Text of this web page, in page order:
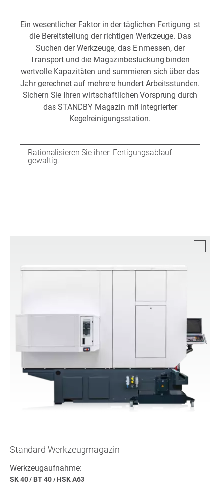
Ein wesentlicher Faktor in der täglichen Fertigung ist
die Bereitstellung der richtigen Werkzeuge. Das
Suchen der Werkzeuge, das Einmessen, der
Transport und die Magazinbestückung binden
wertvolle Kapazitäten und summieren sich über das
Jahr gerechnet auf mehrere hundert Arbeitsstunden.
Sichern Sie Ihren wirtschaftlichen Vorsprung durch
das STANDBY Magazin mit integrierter
Kegelreinigungsstation.
Rationalisieren Sie ihren Fertigungsablauf
gewaltig.
Standard Werkzeugmagazin
Werkzeugaufnahme:
SK 40/ BT 40/ HSK A63